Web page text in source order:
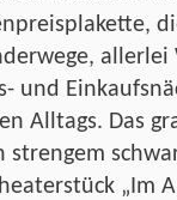
und
Alltags. Das
strengem
„Im